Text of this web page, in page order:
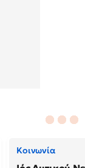
Κοινωνία